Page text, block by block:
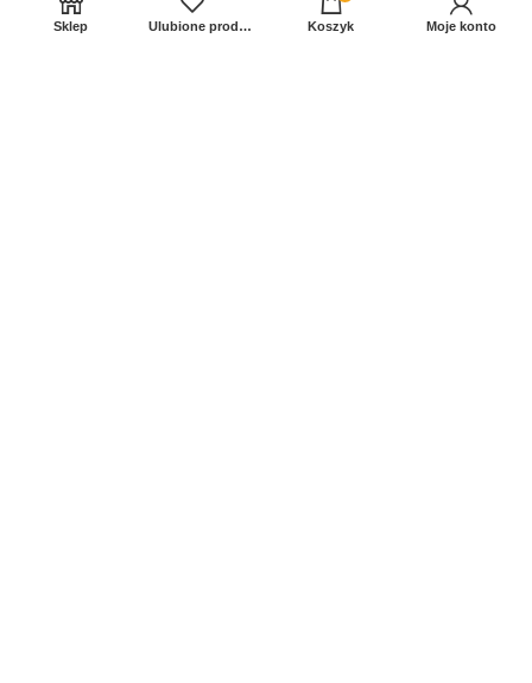
Sklep Ulubione produkty Koszyk Moje konto